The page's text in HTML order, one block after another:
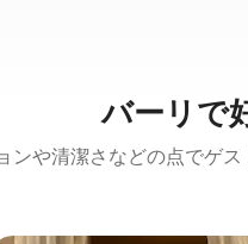
バーリで
ンや清潔さなどの点でゲ